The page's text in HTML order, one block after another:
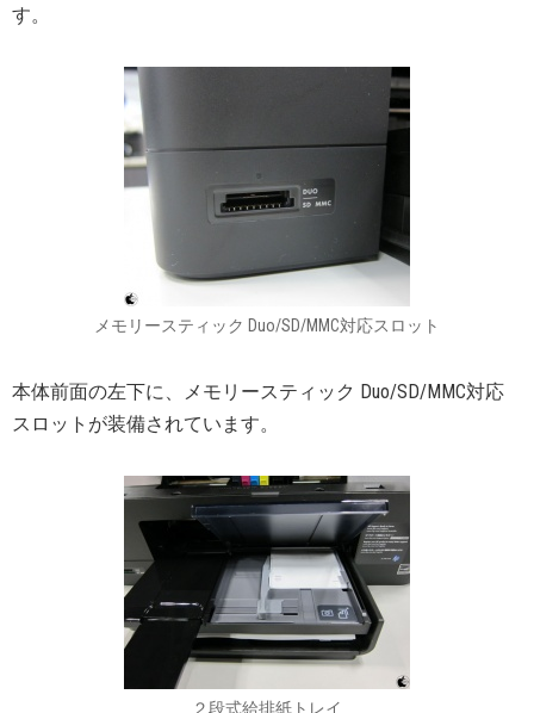
す。
メモリースティック Duo/SD/MMC対応スロット
本体前面の左下に、メモリースティック Duo/SD/MMC対応
スロットが装備されています。
２段式給排紙トレイ